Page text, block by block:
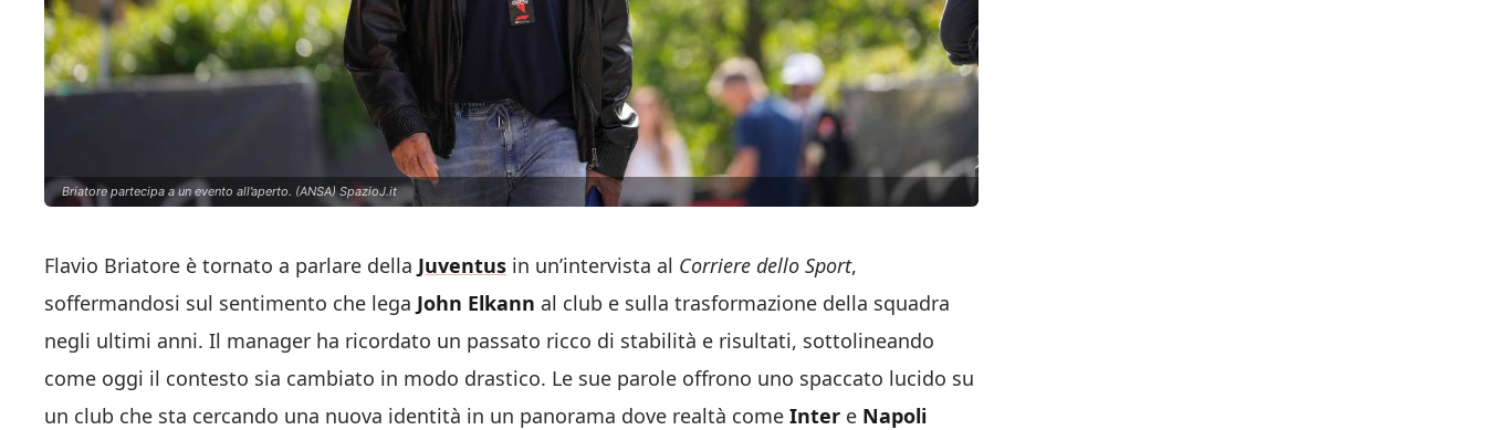
Briatore partecipa a un evento all’aperto. (ANSA) SpazioJ.it
Flavio Briatore è tornato a parlare della Juventus in un’intervista al Corriere dello Sport,
soffermandosi sul sentimento che lega John Elkann al club e sulla trasformazione della squadra
negli ultimi anni. Il manager ha ricordato un passato ricco di stabilità e risultati, sottolineando
come oggi il contesto sia cambiato in modo drastico. Le sue parole offrono uno spaccato lucido su
un club che sta cercando una nuova identità in un panorama dove realtà come Inter e Napoli